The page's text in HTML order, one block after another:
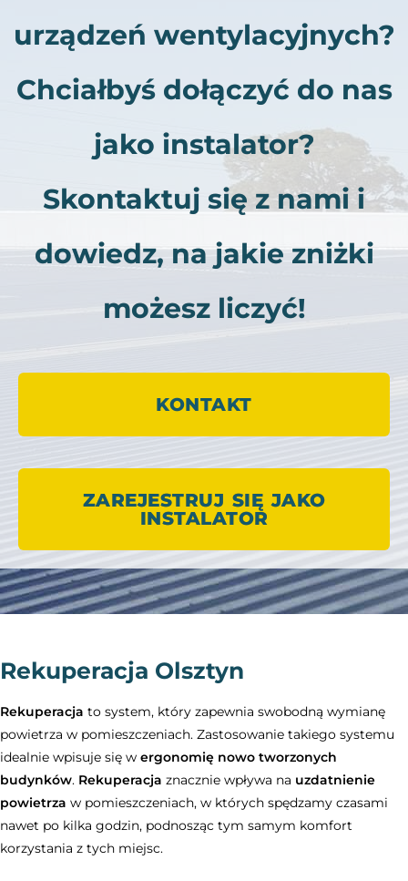
urządzeń wentylacyjnych?
Chciałbyś dołączyć do nas
jako instalator?
Skontaktuj się z nami i
dowiedz, na jakie zniżki
możesz liczyć!
KONTAKT
ZAREJESTRUJ SIĘ JAKO
INSTALATOR
Rekuperacja Olsztyn
Rekuperacja to system, który zapewnia swobodną wymianę
powietrza w pomieszczeniach. Zastosowanie takiego systemu
idealnie wpisuje się w ergonomię nowo tworzonych
budynków. Rekuperacja znacznie wpływa na uzdatnienie
powietrza w pomieszczeniach, w których spędzamy czasami
nawet po kilka godzin, podnosząc tym samym komfort
korzystania z tych miejsc.